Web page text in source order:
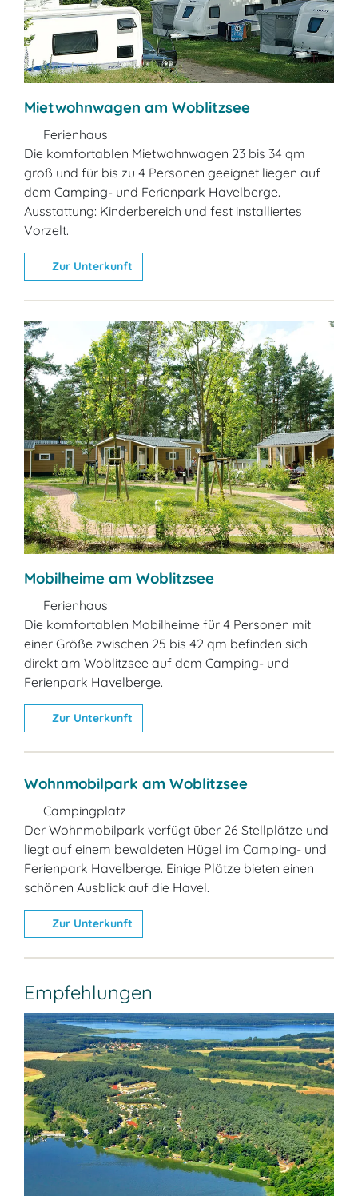
Mietwohnwagen am Woblitzsee
Ferienhaus
Die komfortablen Mietwohnwagen 23 bis 34 qm
groß und für bis zu 4 Personen geeignet liegen auf
dem Camping- und Ferienpark Havelberge.
Ausstattung: Kinderbereich und fest installiertes
Vorzelt.
Zur Unterkunft
Mobilheime am Woblitzsee
Ferienhaus
Die komfortablen Mobilheime für 4 Personen mit
einer Größe zwischen 25 bis 42 qm befinden sich
direkt am Woblitzsee auf dem Camping- und
Ferienpark Havelberge.
Zur Unterkunft
Wohnmobilpark am Woblitzsee
Campingplatz
Der Wohnmobilpark verfügt über 26 Stellplätze und
liegt auf einem bewaldeten Hügel im Camping- und
Ferienpark Havelberge. Einige Plätze bieten einen
schönen Ausblick auf die Havel.
Zur Unterkunft
Empfehlungen